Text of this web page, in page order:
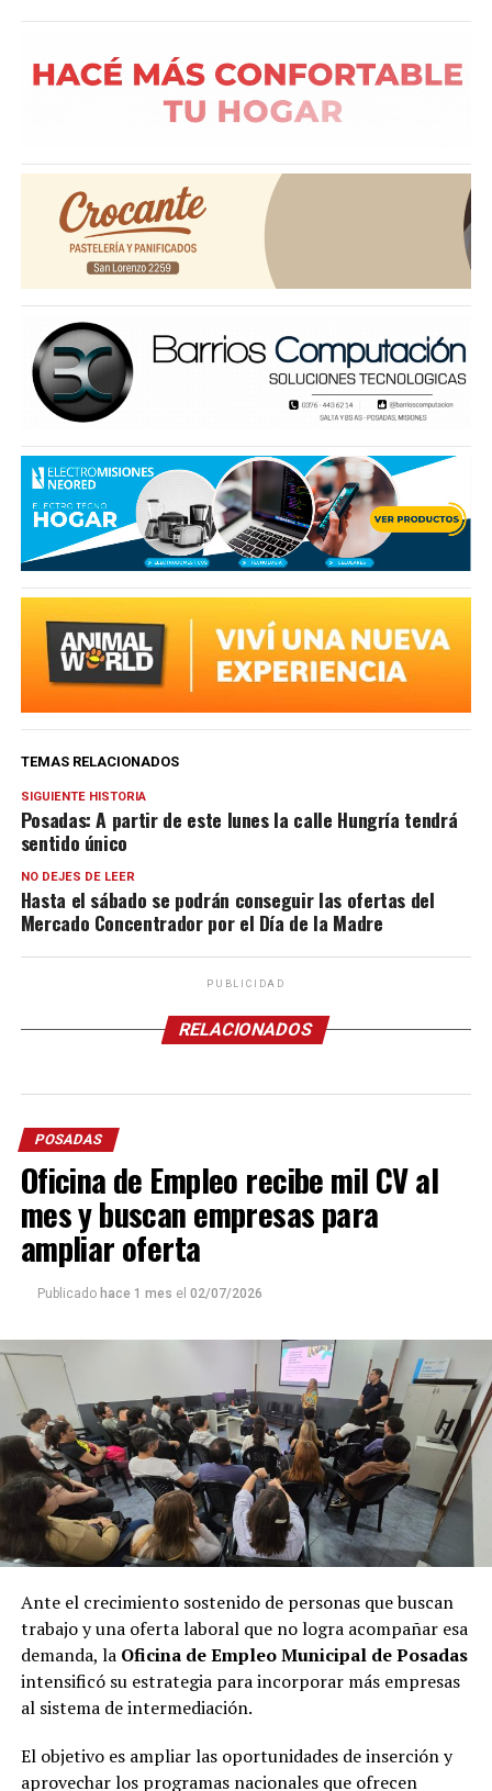
TEMAS RELACIONADOS
SIGUIENTE HISTORIA
Posadas: A partir de este lunes la calle Hungría tendrá
sentido único
NO DEJES DE LEER
Hasta el sábado se podrán conseguir las ofertas del
Mercado Concentrador por el Día de la Madre
PUBLICIDAD
RELACIONADOS
POSADAS
Oficina de Empleo recibe mil CV al
mes y buscan empresas para
ampliar oferta
Publicado hace 1 mes el 02/07/2026
Ante el crecimiento sostenido de personas que buscan
trabajo y una oferta laboral que no logra acompañar esa
demanda, la Oficina de Empleo Municipal de Posadas
intensificó su estrategia para incorporar más empresas
al sistema de intermediación.
El objetivo es ampliar las oportunidades de inserción y
aprovechar los programas nacionales que ofrecen